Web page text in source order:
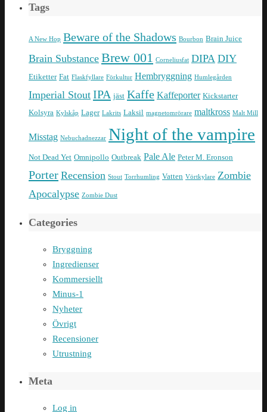
Tags
A New Hop Beware of the Shadows Bourbon Brain Juice
Brain Substance Brew 001 Corneliusfat DIPA DIY
Etiketter Fat Flaskfyllare Förkultur Hembryggning Humlegården
Imperial Stout IPA jäst Kaffe Kaffeporter Kickstarter
Kolsyra Kylskåp Lager Lakrits Laksil magnetomrörare maltkross Malt Mill
Misstag Nebuchadnezzar Night of the vampire
Not Dead Yet Omnipollo Outbreak Pale Ale Peter M. Eronson
Porter Recension Stout Torrhumling Vatten Vörtkylare Zombie
Apocalypse Zombie Dust
Categories
Bryggning
Ingredienser
Kommersiellt
Minus-1
Nyheter
Övrigt
Recensioner
Utrustning
Meta
Log in